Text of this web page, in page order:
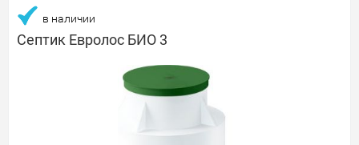
в наличии
Септик Евролос БИО 3